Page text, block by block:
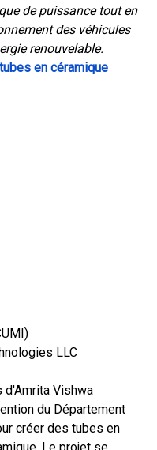
de puissance tout en
des véhicules
renouvelable.
en céramique
LLC
Vishwa
du Département
créer des tubes en